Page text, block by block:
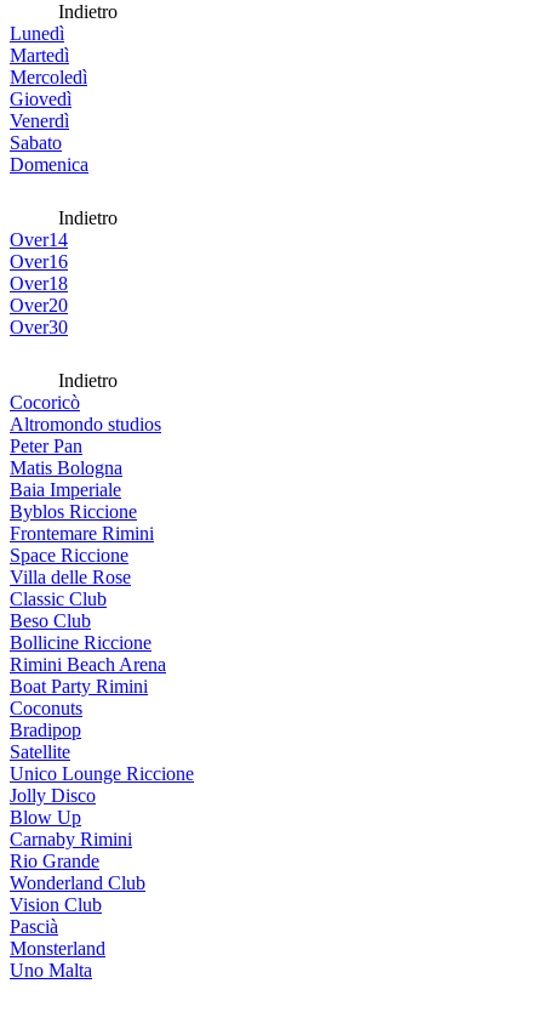
Indietro
Lunedì
Martedì
Mercoledì
Giovedì
Venerdì
Sabato
Domenica
Indietro
Over14
Over16
Over18
Over20
Over30
Indietro
Cocoricò
Altromondo studios
Peter Pan
Matis Bologna
Baia Imperiale
Byblos Riccione
Frontemare Rimini
Space Riccione
Villa delle Rose
Classic Club
Beso Club
Bollicine Riccione
Rimini Beach Arena
Boat Party Rimini
Coconuts
Bradipop
Satellite
Unico Lounge Riccione
Jolly Disco
Blow Up
Carnaby Rimini
Rio Grande
Wonderland Club
Vision Club
Pascià
Monsterland
Uno Malta